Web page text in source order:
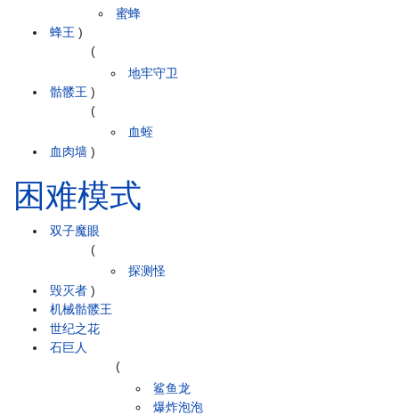
蜂王
蜜蜂
)
骷髅王
(
地牢守卫
)
血肉墙
(
血蛭
)
困难模式
双子魔眼
毁灭者
(
探测怪
)
机械骷髅王
世纪之花
石巨人
(
鲨鱼龙
爆炸泡泡